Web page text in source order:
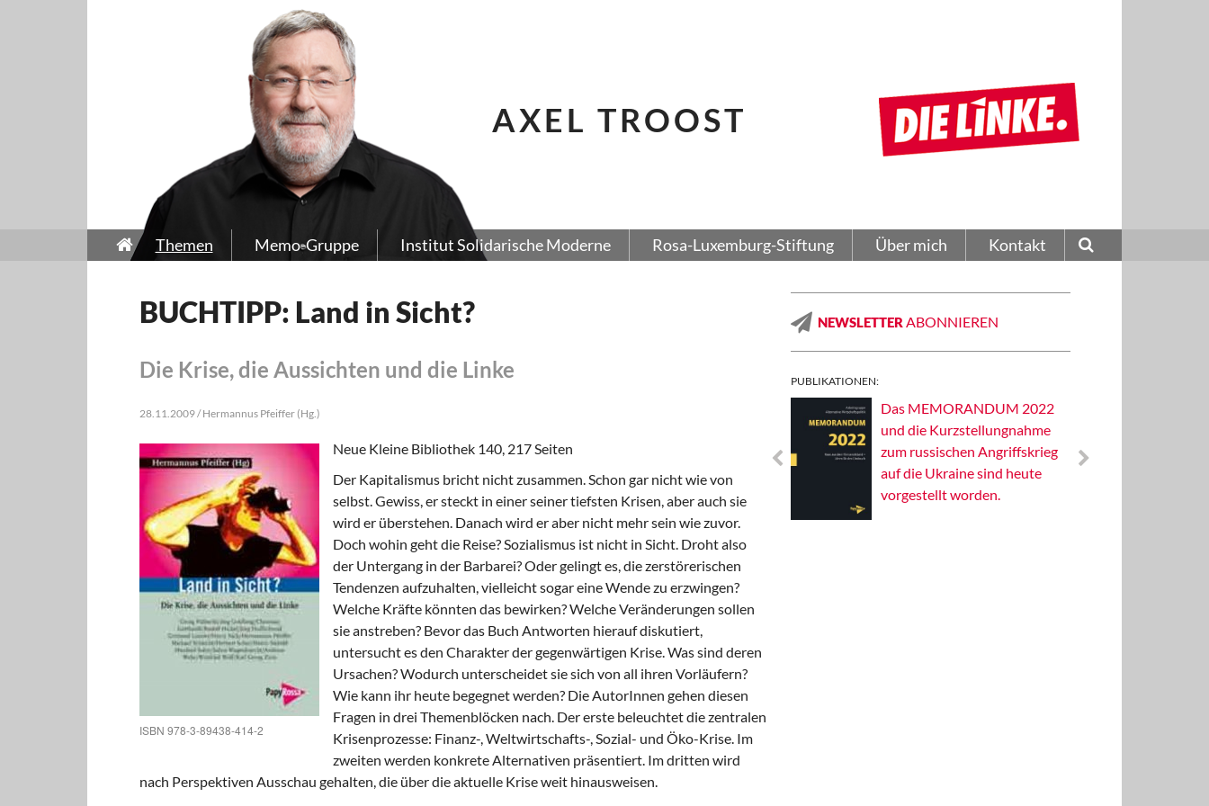
AXEL TROOST
Themen Memo-Gruppe Institut Solidarische Moderne Rosa-Luxemburg-Stiftung Über mich Kontakt
BUCHTIPP: Land in Sicht?
Die Krise, die Aussichten und die Linke
28.11.2009 / Hermannus Pfeiffer (Hg.)
ISBN 978-3-89438-414-2
Neue Kleine Bibliothek 140, 217 Seiten
Der Kapitalismus bricht nicht zusammen. Schon gar nicht wie von
selbst. Gewiss, er steckt in einer seiner tiefsten Krisen, aber auch sie
wird er überstehen. Danach wird er aber nicht mehr sein wie zuvor.
Doch wohin geht die Reise? Sozialismus ist nicht in Sicht. Droht also
der Untergang in der Barbarei? Oder gelingt es, die zerstörerischen
Tendenzen aufzuhalten, vielleicht sogar eine Wende zu erzwingen?
Welche Kräfte könnten das bewirken? Welche Veränderungen sollen
sie anstreben? Bevor das Buch Antworten hierauf diskutiert,
untersucht es den Charakter der gegenwärtigen Krise. Was sind deren
Ursachen? Wodurch unterscheidet sie sich von all ihren Vorläufern?
Wie kann ihr heute begegnet werden? Die AutorInnen gehen diesen
Fragen in drei Themenblöcken nach. Der erste beleuchtet die zentralen
Krisenprozesse: Finanz-, Weltwirtschafts-, Sozial- und Öko-Krise. Im
zweiten werden konkrete Alternativen präsentiert. Im dritten wird
nach Perspektiven Ausschau gehalten, die über die aktuelle Krise weit hinausweisen.
NEWSLETTER ABONNIEREN
PUBLIKATIONEN:
Das MEMORANDUM 2022
und die Kurzstellungnahme
zum russischen Angriffskrieg
auf die Ukraine sind heute
vorgestellt worden.